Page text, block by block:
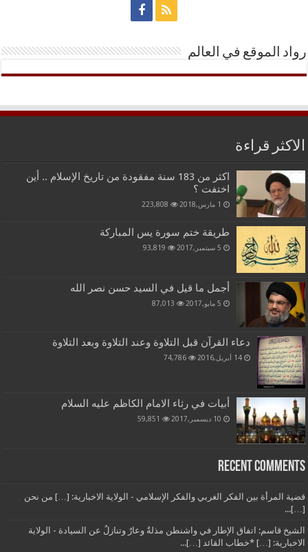
رواد الموقع في العالم
الاكثر قراءة
اكثر من 183 سنة مفقودة من تاريخ الإسلام .. أين
اختفت ؟
1 مارس,2018 223,808
طريقة ختم سورة يس المباركة
5 سبتمبر,2017 93,819
أجمل ما قيل في السيد حسن نصر الله
5 مايو,2017 87,013
دعاء القرآن قبل التلاوة وعند التلاوة وبعد التلاوة
14 أبريل,2016 74,786
أبيات في رثاء الامام الكاظم عليه السلام
10 ديسمبر,2017 59,851
Recent Comments
قضية المرأة بين الفكر الغربي والفكر الإسلامي - الولاية الاخبارية: […] من نحن
[…]...
الشيخ قاسم: اتفاق الإطار في واشنطن مذلةٌ وعارٌ وتنازلٌ عن السيادة - الولاية
الاخبارية: […] *خطاب القائد […]...